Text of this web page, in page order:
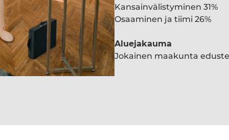
Kansainvälistyminen 31%
Osaaminen ja tiimi 26%
Aluejakauma
Jokainen maakunta